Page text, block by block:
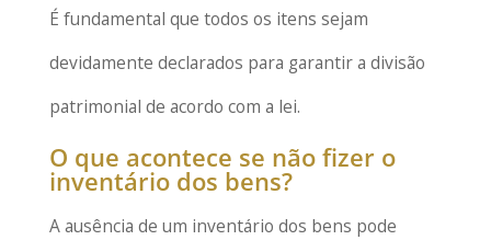
É fundamental que todos os itens sejam
devidamente declarados para garantir a divisão
patrimonial de acordo com a lei.
O que acontece se não fizer o
inventário dos bens?
A ausência de um inventário dos bens pode